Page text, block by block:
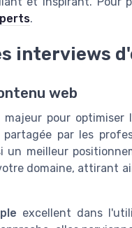
.
interviews
web
pour optimiser
par les
meilleur
domaine, attirant
excellent dans